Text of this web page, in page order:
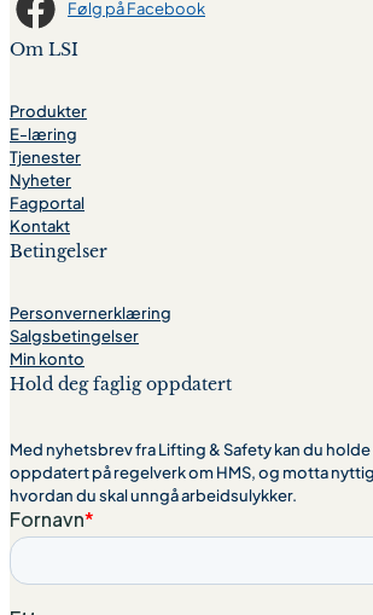
Følg på Facebook
Om LSI
Produkter
E-læring
Tjenester
Nyheter
Fagportal
Kontakt
Betingelser
Personvernerklæring
Salgsbetingelser
Min konto
Hold deg faglig oppdatert
Med nyhetsbrev fra Lifting & Safety kan du
oppdatert på regelverk om HMS, og motta
hvordan du skal unngå arbeidsulykker.